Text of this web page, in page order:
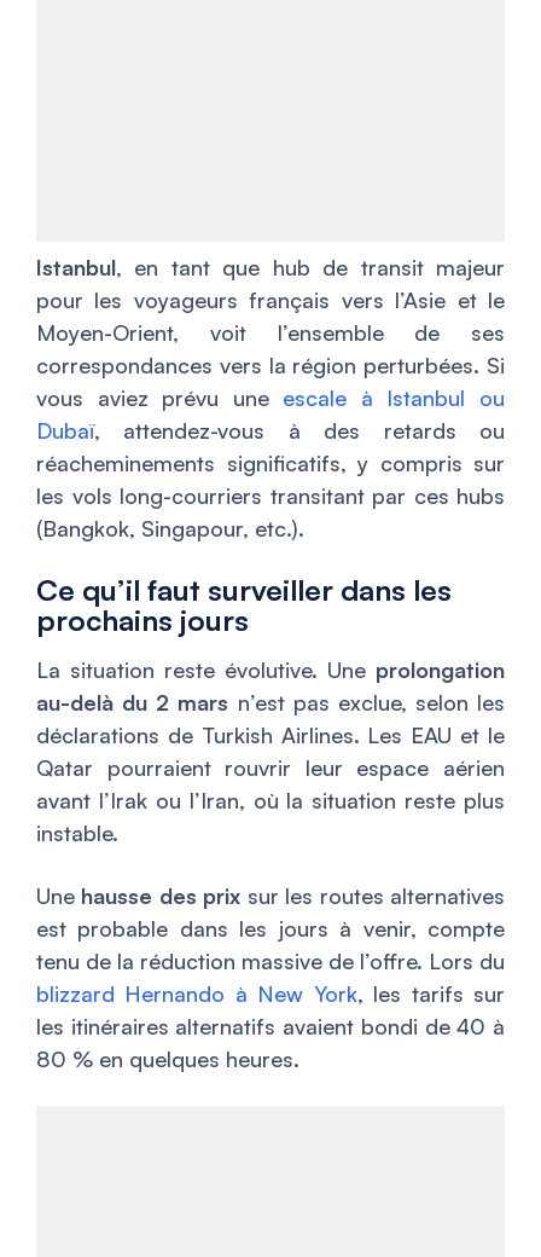
Istanbul, en tant que hub de transit majeur
pour les voyageurs français vers l’Asie et le
Moyen-Orient, voit l’ensemble de ses
correspondances vers la région perturbées. Si
vous aviez prévu une escale à Istanbul ou
Dubaï, attendez-vous à des retards ou
réacheminements significatifs, y compris sur
les vols long-courriers transitant par ces hubs
(Bangkok, Singapour, etc.).
Ce qu’il faut surveiller dans les
prochains jours
La situation reste évolutive. Une prolongation
au-delà du 2 mars n’est pas exclue, selon les
déclarations de Turkish Airlines. Les EAU et le
Qatar pourraient rouvrir leur espace aérien
avant l’Irak ou l’Iran, où la situation reste plus
instable.
Une hausse des prix sur les routes alternatives
est probable dans les jours à venir, compte
tenu de la réduction massive de l’offre. Lors du
blizzard Hernando à New York, les tarifs sur
les itinéraires alternatifs avaient bondi de 40 à
80 % en quelques heures.